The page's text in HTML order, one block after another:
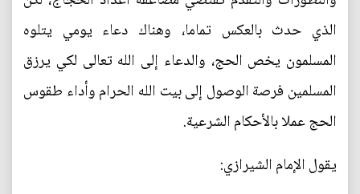
الذي حدث بالعكس تماما، وهناك دعاء يومي يتلوه
المسلمون يخص الحج، والدعاء إلى الله تعالى لكي يرزق
المسلمين فرصة الوصول إلى بيت الله الحرام وأداء طقوس
الحج عملا بالأحكام الشرعية.
يقول الإمام الشيرازي: